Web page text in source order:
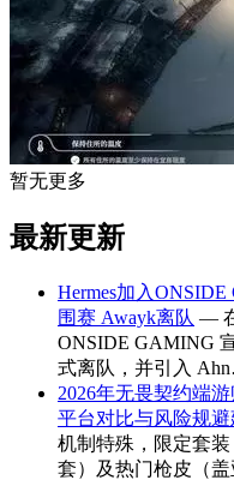
暂无更多
最新更新
Hermes加入
围赛 Awayk离队 —
ONSIDE GAMING
式离队，并引入
2026年无畏契约端
平台对比与风险规避
机制特殊，限定套
套）及热门枪皮（